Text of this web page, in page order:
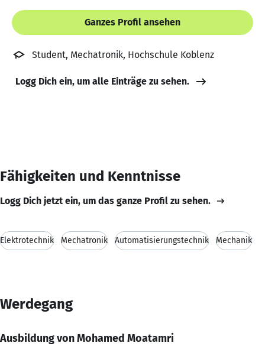
Ganzes Profil ansehen
Student, Mechatronik, Hochschule Koblenz
Logg Dich ein, um alle Einträge zu sehen.
Fähigkeiten und Kenntnisse
Logg Dich jetzt ein, um das ganze Profil zu sehen.
Elektrotechnik Mechatronik Automatisierungstechnik Mechanik
Werdegang
Ausbildung von Mohamed Moatamri